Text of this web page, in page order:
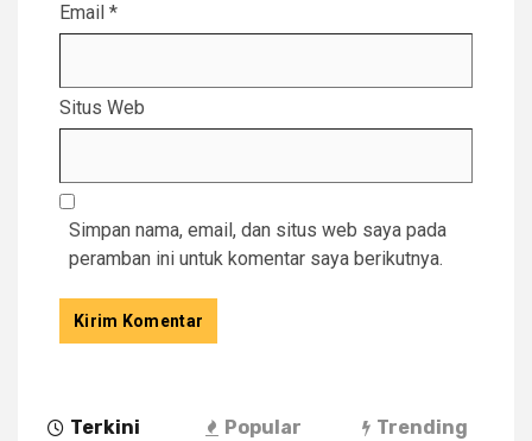
Email *
Situs Web
Simpan nama, email, dan situs web saya pada
peramban ini untuk komentar saya berikutnya.
Terkini Popular Trending